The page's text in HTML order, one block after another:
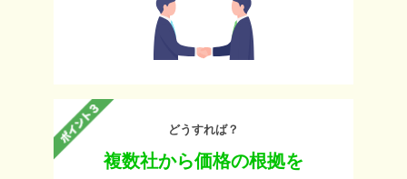
どうすれば？
複数社から価格の根拠を